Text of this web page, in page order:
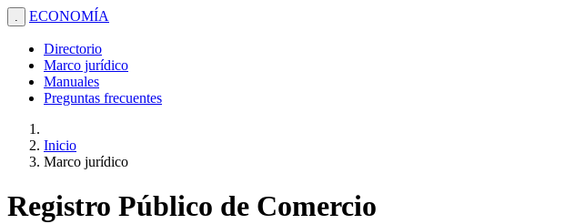
. ECONOMÍA
Directorio
Marco jurídico
Manuales
Preguntas frecuentes
Inicio
Marco jurídico
Registro Público de Comercio